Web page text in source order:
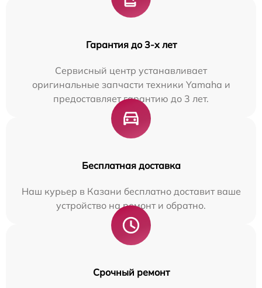
Гарантия до 3-х лет
Сервисный центр устанавливает
оригинальные запчасти техники Yamaha и
предоставляет гарантию до 3 лет.
Бесплатная доставка
Наш курьер в Казани бесплатно доставит ваше
устройство на ремонт и обратно.
Срочный ремонт